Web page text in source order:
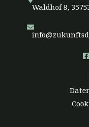
Waldhof 8,